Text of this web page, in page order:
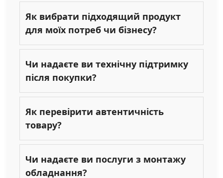
Як вибрати підходящий продукт
для моїх потреб чи бізнесу?
Чи надаєте ви технічну підтримку
після покупки?
Як перевірити автентичність
товару?
Чи надаєте ви послуги з монтажу
обладнання?